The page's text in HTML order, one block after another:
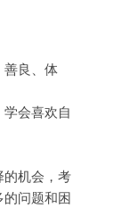
善良、体
会喜欢自
的机会，考
问题和困